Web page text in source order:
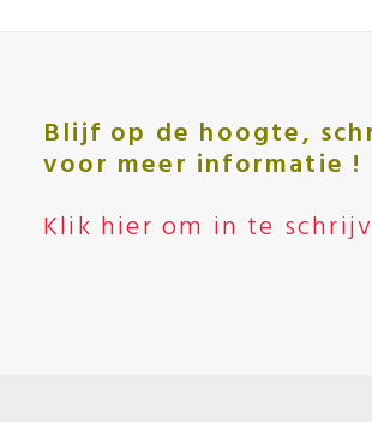
Blijf op de hoogte,
voor meer informatie !
Klik hier om in te